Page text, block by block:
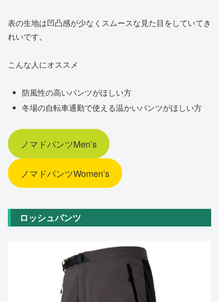
表の生地は凹凸感が少なくスムースな見た目をしていてき
れいです。
こんな人にオススメ
防風性の高いパンツがほしい方
冬場の自転車通勤で使える温かいパンツがほしい方
ノマドパンツMen’s
ノマドパンツWomen’s
ロッシュパンツ